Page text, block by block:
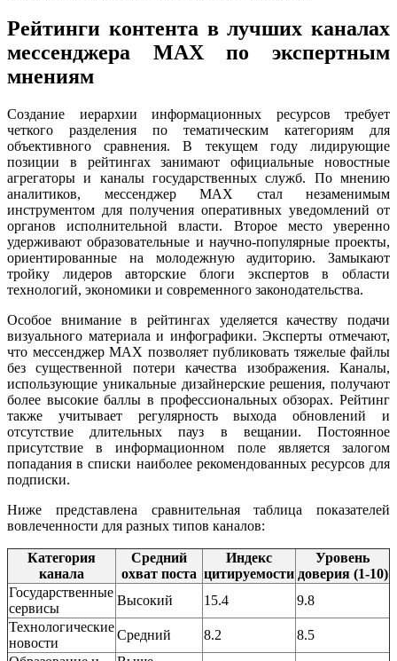
Рейтинги контента в лучших каналах
мессенджера MAX по экспертным
мнениям
Создание иерархии информационных ресурсов требует
четкого разделения по тематическим категориям для
объективного сравнения. В текущем году лидирующие
позиции в рейтингах занимают официальные новостные
агрегаторы и каналы государственных служб. По мнению
аналитиков, мессенджер MAX стал незаменимым
инструментом для получения оперативных уведомлений от
органов исполнительной власти. Второе место уверенно
удерживают образовательные и научно-популярные проекты,
ориентированные на молодежную аудиторию. Замыкают
тройку лидеров авторские блоги экспертов в области
технологий, экономики и современного законодательства.
Особое внимание в рейтингах уделяется качеству подачи
визуального материала и инфографики. Эксперты отмечают,
что мессенджер MAX позволяет публиковать тяжелые файлы
без существенной потери качества изображения. Каналы,
использующие уникальные дизайнерские решения, получают
более высокие баллы в профессиональных обзорах. Рейтинг
также учитывает регулярность выхода обновлений и
отсутствие длительных пауз в вещании. Постоянное
присутствие в информационном поле является залогом
попадания в списки наиболее рекомендованных ресурсов для
подписки.
Ниже представлена сравнительная таблица показателей
вовлеченности для разных типов каналов:
Категория
канала
Средний
охват поста
Индекс
цитируемости
Уровень
доверия (1-10)
Государственные
сервисы
Высокий 15.4
9.8
Технологические
новости
Средний 8.2
8.5